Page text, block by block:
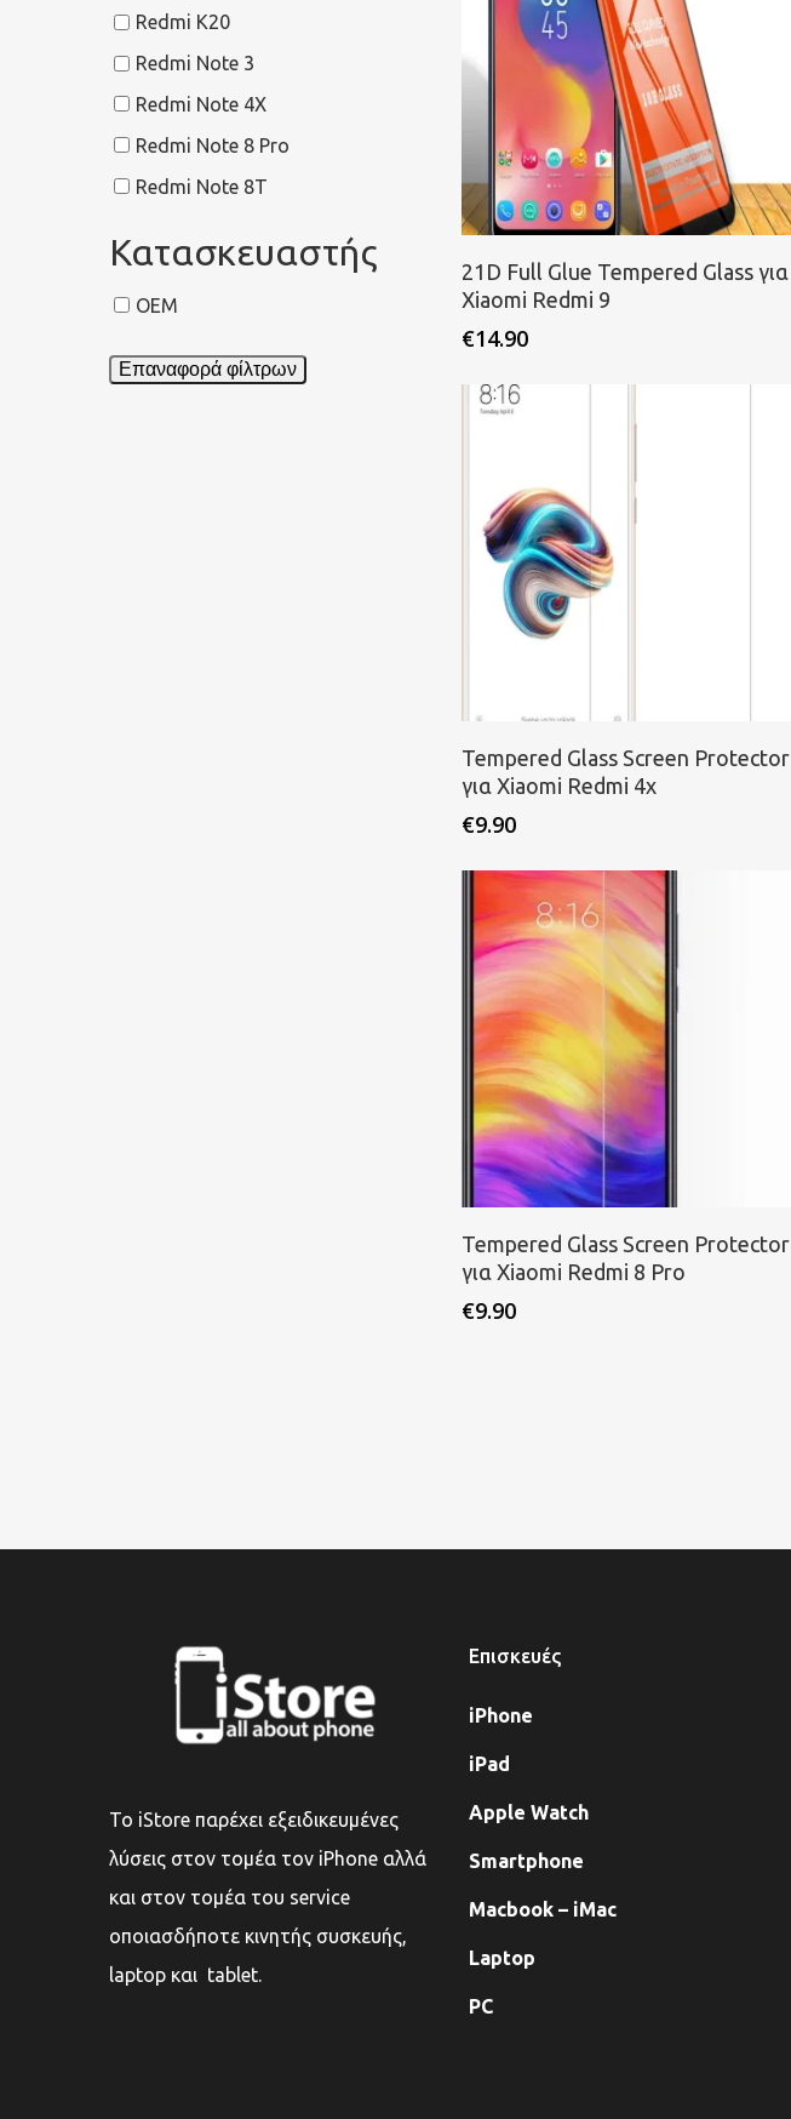
Redmi K20
Redmi Note 3
Redmi Note 4X
Redmi Note 8 Pro
Redmi Note 8T
Κατασκευαστής
OEM
Επαναφορά φίλτρων
Προσθήκη στο καλάθι
21D Full Glue Tempered Glass για
Xiaomi Redmi 9
€14.90
Προσθήκη στο καλάθι
Tempered Glass Screen Protector
για Xiaomi Redmi 4x
€9.90
Προσθήκη στο καλάθι
Tempered Glass Screen Protector
για Xiaomi Redmi 8 Pro
€9.90
Το iStore παρέχει εξειδικευμένες
λύσεις στον τομέα τον iPhone αλλά
και στον τομέα του service
οποιασδήποτε κινητής συσκευής,
laptop και tablet.
Επισκευές
iPhone
iPad
Apple Watch
Smartphone
Macbook – iMac
Laptop
PC